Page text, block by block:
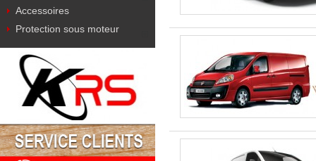
Accessoires
Protection sous moteur